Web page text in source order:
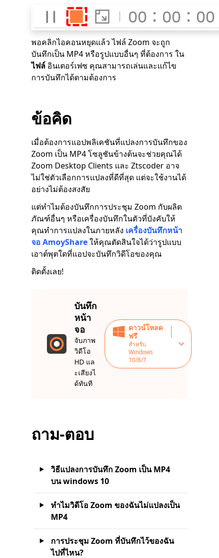
พอคลิกไอคอนหยุดแล้ว ไฟล์ Zoom จะถูก
บันทึกเป็น MP4 หรือรูปแบบอื่นๆ ที่ต้องการ ใน
ไฟล์ อินเตอร์เฟซ คุณสามารถเล่นและแก้ไข
การบันทึกได้ตามต้องการ
ข้อคิด
เมื่อต้องการแอปพลิเคชันที่แปลงการบันทึกของ
Zoom เป็น MP4 โซลูชันข้างต้นจะช่วยคุณได้
Zoom Desktop Clients และ Ztscoder อาจ
ไม่ใช่ตัวเลือกการแปลงที่ดีที่สุด แต่จะใช้งานได้
อย่างไม่ต้องสงสัย
แต่ทำไมต้องบันทึกการประชุม Zoom กับผลิต
ภัณฑ์อื่นๆ หรือเครื่องบันทึกในตัวที่บังคับให้
คุณทำการแปลงในภายหลัง เครื่องบันทึกหน้า
จอ AmoyShareให้คุณตัดสินใจได้ว่ารูปแบบ
เอาต์พุตใดที่แอปจะบันทึกวิดีโอของคุณ
ติดตั้งเลย!
บันทึก
หน้า
จอ
จับภาพ
วิดีโอ
HD แล
ะเสียงไ
ด้ทันที
ดาวน์โหลด
ฟรี
สำหรับ
Windows
10/8/7
ถาม-ตอบ
วิธีแปลงการบันทึก Zoom เป็น MP4
บน windows 10
ทำไมวิดีโอ Zoom ของฉันไม่แปลงเป็น
MP4
การประชุม Zoom ที่บันทึกไว้ของฉัน
ไปที่ไหน?